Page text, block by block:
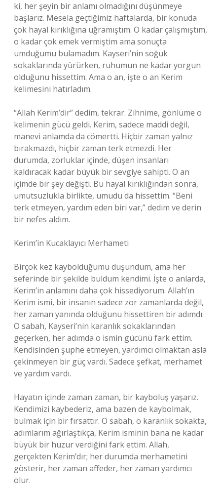
ki, her şeyin bir anlamı olmadığını düşünmeye
başlarız. Mesela geçtiğimiz haftalarda, bir konuda
çok hayal kırıklığına uğramıştım. O kadar çalışmıştım,
o kadar çok emek vermiştim ama sonuçta
umduğumu bulamadım. Kayseri’nin soğuk
sokaklarında yürürken, ruhumun ne kadar yorgun
olduğunu hissettim. Ama o an, işte o an Kerim
kelimesini hatırladım.
“Allah Kerim’dir” dedim, tekrar. Zihnime, gönlüme o
kelimenin gücü geldi. Kerim, sadece maddi değil,
manevi anlamda da cömertti. Hiçbir zaman yalnız
bırakmazdı, hiçbir zaman terk etmezdi. Her
durumda, zorluklar içinde, düşen insanları
kaldıracak kadar büyük bir sevgiye sahipti. O an
içimde bir şey değişti. Bu hayal kırıklığından sonra,
umutsuzlukla birlikte, umudu da hissettim. “Beni
terk etmeyen, yardım eden biri var,” dedim ve derin
bir nefes aldım.
Kerim’in Kucaklayıcı Merhameti
Birçok kez kaybolduğumu düşündüm, ama her
seferinde bir şekilde buldum kendimi. İşte o anlarda,
Kerim’in anlamını daha çok hissediyorum. Allah’ın
Kerim ismi, bir insanın sadece zor zamanlarda değil,
her zaman yanında olduğunu hissettiren bir adımdı.
O sabah, Kayseri’nin karanlık sokaklarından
geçerken, her adımda o ismin gücünü fark ettim.
Kendisinden şüphe etmeyen, yardımcı olmaktan asla
çekinmeyen bir güç vardı. Sadece şefkat, merhamet
ve yardım vardı.
Hayatın içinde zaman zaman, bir kayboluş yaşarız.
Kendimizi kaybederiz, ama bazen de kaybolmak,
bulmak için bir fırsattır. O sabah, o karanlık sokakta,
adımlarım ağırlaştıkça, Kerim isminin bana ne kadar
büyük bir huzur verdiğini fark ettim. Allah,
gerçekten Kerim’dır; her durumda merhametini
gösterir, her zaman affeder, her zaman yardımcı
olur.